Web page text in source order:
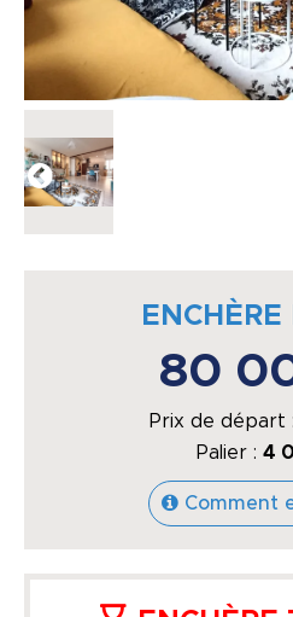
80
Prix de départ :
Palier : 4
Comment